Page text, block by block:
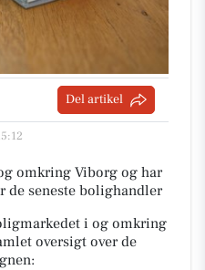
Del artikel
omkring Viborg og har
de seneste bolighandler
i og omkring
oversigt over de